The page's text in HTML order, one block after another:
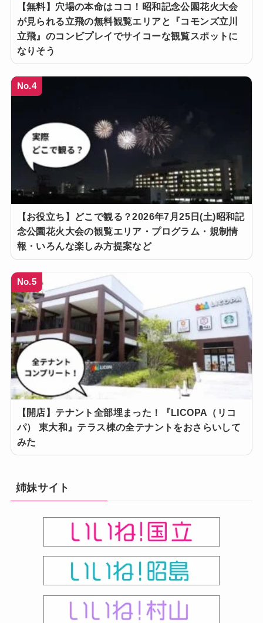
【無料】穴場の本命はココ！昭和記念公園花火大会
が見られる立飛の無料観覧エリアと『コモンズ立川
立飛』のコンビプレイでサイコーな観覧スポットに
なりそう
No.4
【お役立ち】どこで観る？2026年7月25日(土)昭和記
念公園花火大会の観覧エリア・プログラム・規制情
報・いろんな楽しみ方提案など
No.5
【開店】テナント全部埋まった！『LICOPA（リコ
パ） 東大和』テラス棟の全テナントをおさらいして
みた
姉妹サイト